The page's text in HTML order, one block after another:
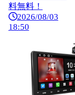
料無料！
2026/08/03
18:50